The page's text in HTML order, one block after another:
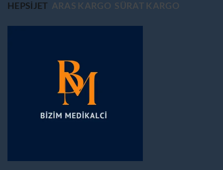
HEPSIJET ARAS KARGO SÜRAT KARGO